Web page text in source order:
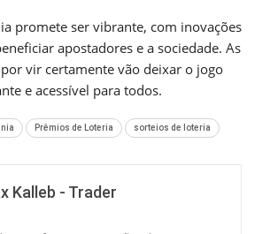
promete ser vibrante, com inovações
apostadores e a sociedade. As
vir certamente vão deixar o jogo
e acessível para todos.
Prêmios de Loteria sorteios de loteria
Kalleb - Trader